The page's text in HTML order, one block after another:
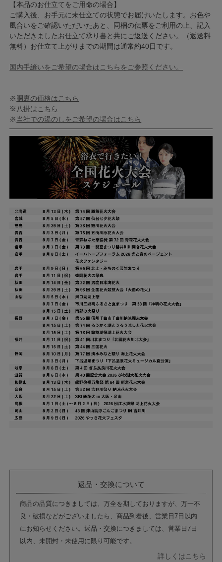
【本品のお仕立てをご用命の場合】
ご購入後、お手元に未仕立ての状態でお届けいたします。お色や
風合いをご確認いただいたあと、同梱の伝票をご利用の上、記入
いただきましたお仕立て承り書と共にご返送ください。（返送料
無料）お仕立て上がりまでの期間は通常約40日です。
国内手縫いをご希望の場合はこちらをご参照ください。
※ 胴裏の価格はこちら
※ 八掛はこちら
※当社での湯のしをご希望の場合はこちら
返品・交換について
商品の品質につきましては、万全を期しておりますが、万一不
良・破損などがございましたら、商品到着後、営業日7日以内
にお知らせください。返品・交換につきましては、営業日7日
以内、未開封・未使用に限り可能です。
詳しくはこちら